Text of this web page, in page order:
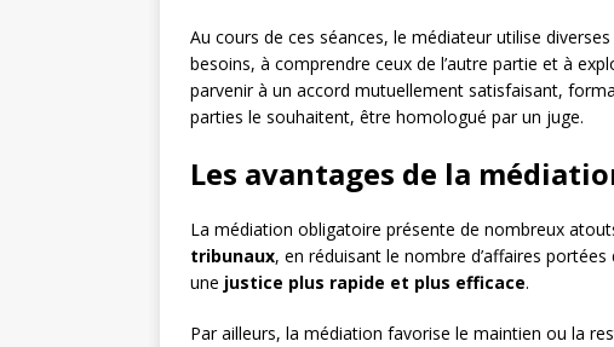
Au cours de ces séances, le médiateur utilise
besoins, à comprendre ceux de l’autre partie et à
parvenir à un accord mutuellement satisfaisant,
parties le souhaitent, être homologué par un juge.
Les avantages de la
La médiation obligatoire présente de nombreux
tribunaux, en réduisant le nombre d’affaires
une justice plus rapide et plus efficace.
Par ailleurs, la médiation favorise le maintien ou la